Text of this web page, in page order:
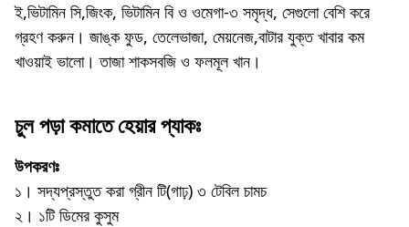
ই,ভিটামিন সি,জিংক, ভিটামিন বি ও ওমেগা-৩ সমৃদ্ধ, সেগুলো বেশি করে
গ্রহণ করুন। জাঙ্ক ফুড, তেলেভাজা, মেয়নেজ,বাটার যুক্ত খাবার কম
খাওয়াই ভালো। তাজা শাকসবজি ও ফলমূল খান।
চুল পড়া কমাতে হেয়ার প্যাকঃ
উপকরণঃ
১। সদ্যপ্রস্তুত করা গ্রীন টি(গাঢ়) ৩ টেবিল চামচ
২। ১টি ডিমের কুসুম